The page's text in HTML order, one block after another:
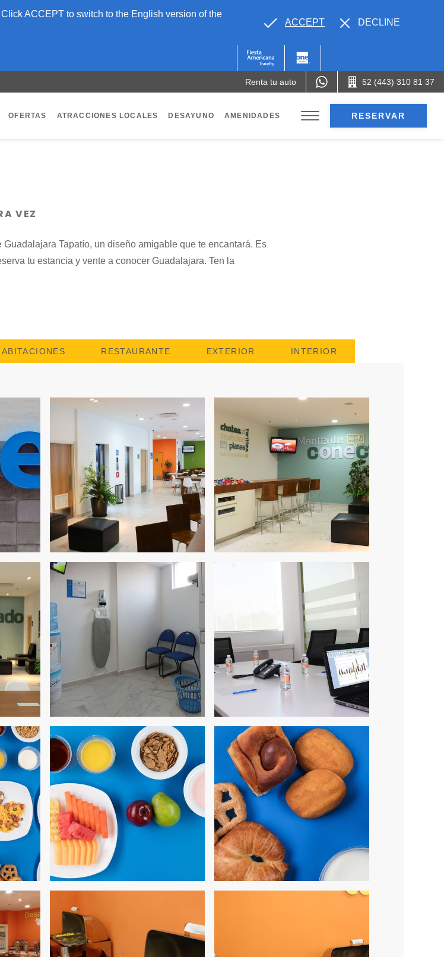
Renta tu auto 52 (443) 310 81 37
OFERTAS ATRACCIONES LOCALES DESAYUNO AMENIDADES RESERVAR
ACCEPT to switch to the English version of the
ACCEPT DECLINE
VEZ
Tapatío, un diseño amigable que te encantará. Es
tu estancia y vente a conocer Guadalajara. Ten la
RESTAURANTE EXTERIOR INTERIOR